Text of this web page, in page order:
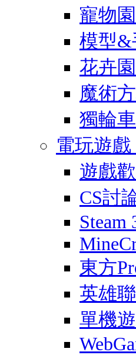
寵物
模型&
花卉
魔術
獨輪
電玩遊戲
遊戲
CS討
Steam
東方
英雄
單機